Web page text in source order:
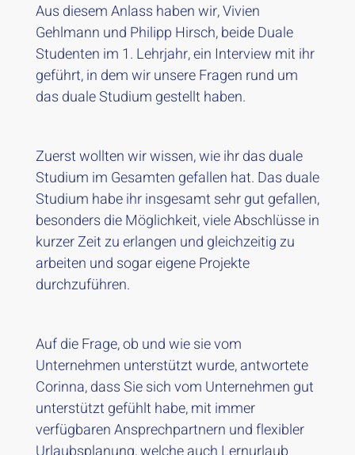
Aus diesem Anlass haben wir, Vivien
Gehlmann und Philipp Hirsch, beide Duale
Studenten im 1. Lehrjahr, ein Interview mit ihr
geführt, in dem wir unsere Fragen rund um
das duale Studium gestellt haben.
Zuerst wollten wir wissen, wie ihr das duale
Studium im Gesamten gefallen hat. Das duale
Studium habe ihr insgesamt sehr gut gefallen,
besonders die Möglichkeit, viele Abschlüsse in
kurzer Zeit zu erlangen und gleichzeitig zu
arbeiten und sogar eigene Projekte
durchzuführen.
Auf die Frage, ob und wie sie vom
Unternehmen unterstützt wurde, antwortete
Corinna, dass Sie sich vom Unternehmen gut
unterstützt gefühlt habe, mit immer
verfügbaren Ansprechpartnern und flexibler